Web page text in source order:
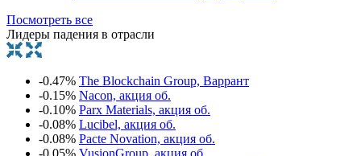
Посмотреть все
Лидеры падения в отрасли
-0.47% The Blockchain Group, Варрант
-0.15% Nacon, акция об.
-0.10% Parx Materials, акция об.
-0.08% Lucibel, акция об.
-0.08% Pacte Novation, акция об.
-0.05% VusionGroup, акция об.